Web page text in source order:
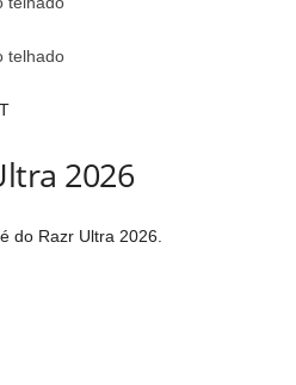
2026
do Razr Ultra 2026.